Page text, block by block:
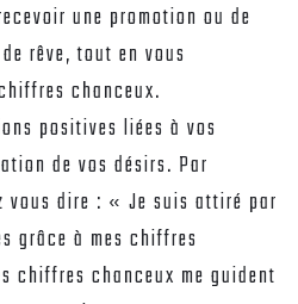
une promotion ou de
rêve, tout en vous
chanceux.
positives liées à vos
de vos désirs. Par
vous dire : « Je suis attiré par
grâce à mes chiffres
chiffres chanceux me guident